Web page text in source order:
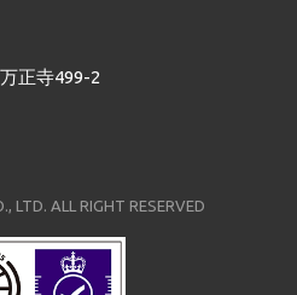
正寺499-2
LTD. ALL RIGHT RESERVED